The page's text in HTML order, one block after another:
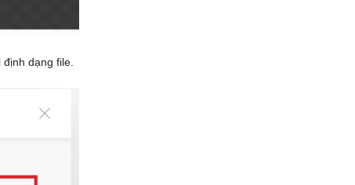
dạng file.